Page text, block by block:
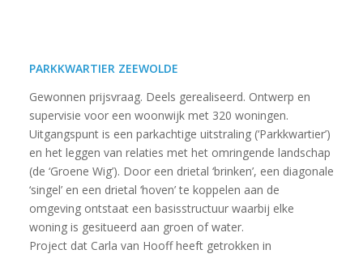
PARKKWARTIER ZEEWOLDE
Gewonnen prijsvraag. Deels gerealiseerd. Ontwerp en
supervisie voor een woonwijk met 320 woningen.
Uitgangspunt is een parkachtige uitstraling (‘Parkkwartier’)
en het leggen van relaties met het omringende landschap
(de ‘Groene Wig’). Door een drietal ‘brinken’, een diagonale
‘singel’ en een drietal ‘hoven’ te koppelen aan de
omgeving ontstaat een basisstructuur waarbij elke
woning is gesitueerd aan groen of water.
Project dat Carla van Hooff heeft getrokken in